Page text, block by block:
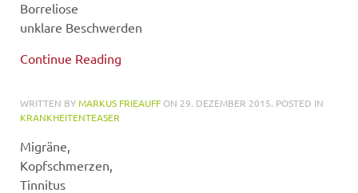
Borreliose
unklare Beschwerden
Continue Reading
WRITTEN BYMARKUS FRIEAUFF ON 29. DEZEMBER 2015. POSTED IN
KRANKHEITENTEASER
Migräne,
Kopfschmerzen,
Tinnitus